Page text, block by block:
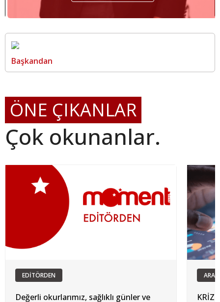
Başkandan
ÖNE ÇIKANLAR
Çok okunanlar.
EDİTÖRDEN
Değerli okurlarımız, sağlıklı günler ve KRİZ